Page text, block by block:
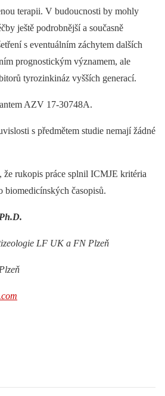
terapii. V budoucnosti by mohly
ještě podrobnější a současně
s eventuálním záchytem dalších
prognostickým významem, ale
tyrozinkináz vyšších generací.
AZV 17-30748A.
s předmětem studie nemají žádné
že rukopis práce splnil ICMJE kritéria
biomedicínských časopisů.
LF UK a FN Plzeň